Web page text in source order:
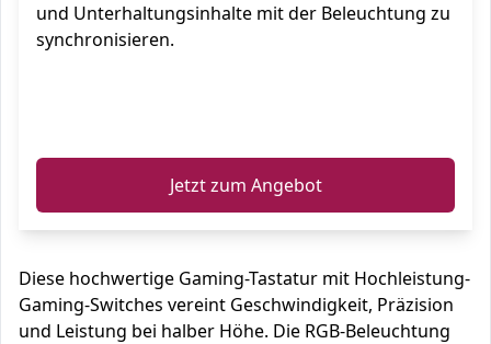
und Unterhaltungsinhalte mit der Beleuchtung zu
synchronisieren.
Jetzt zum Angebot
Diese hochwertige Gaming-Tastatur mit Hochleistung-
Gaming-Switches vereint Geschwindigkeit, Präzision
und Leistung bei halber Höhe. Die RGB-Beleuchtung